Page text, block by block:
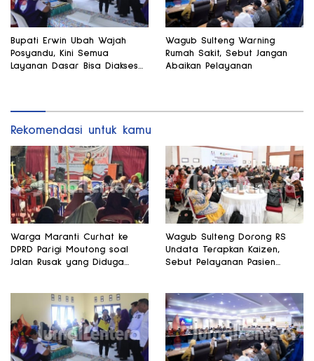
Bupati Erwin Ubah Wajah
Posyandu, Kini Semua
Layanan Dasar Bisa Diakses
Wagub Sulteng Warning
Rumah Sakit, Sebut Jangan
Abaikan Pelayanan
Rekomendasi untuk kamu
Warga Maranti Curhat ke
DPRD Parigi Moutong soal
Jalan Rusak yang Diduga
Wagub Sulteng Dorong RS
Undata Terapkan Kaizen,
Sebut Pelayanan Pasien